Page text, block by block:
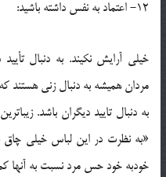
12- اعتماد به نفس داشته باشيد:
خيلي آرايش نکيند. به دنبال
مردان هميشه به دنبال زني هستند
به دنبال تاييد ديگران باشد.
«به نظرت در اين لباس خيلي
خودبه خود حس مرد نسبت به آنها